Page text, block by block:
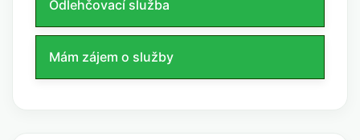
Odlehčovací služba
Mám zájem o služby